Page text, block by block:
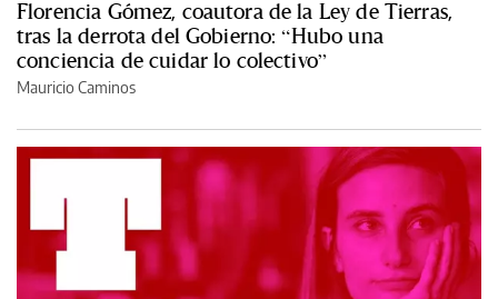
Florencia Gómez, coautora de la Ley de Tierras,
tras la derrota del Gobierno: “Hubo una
conciencia de cuidar lo colectivo”
Mauricio Caminos